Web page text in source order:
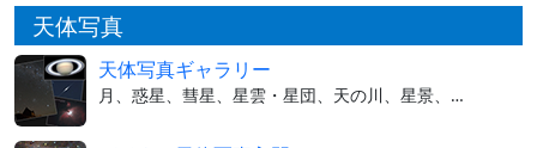
天体写真
天体写真ギャラリー
月、惑星、彗星、星雲・星団、天の川、星景、…